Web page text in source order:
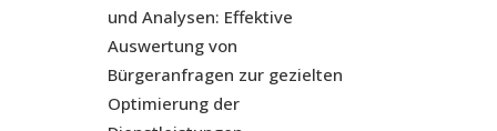
und Analysen: Effektive
Auswertung von
Bürgeranfragen zur gezielten
Optimierung der